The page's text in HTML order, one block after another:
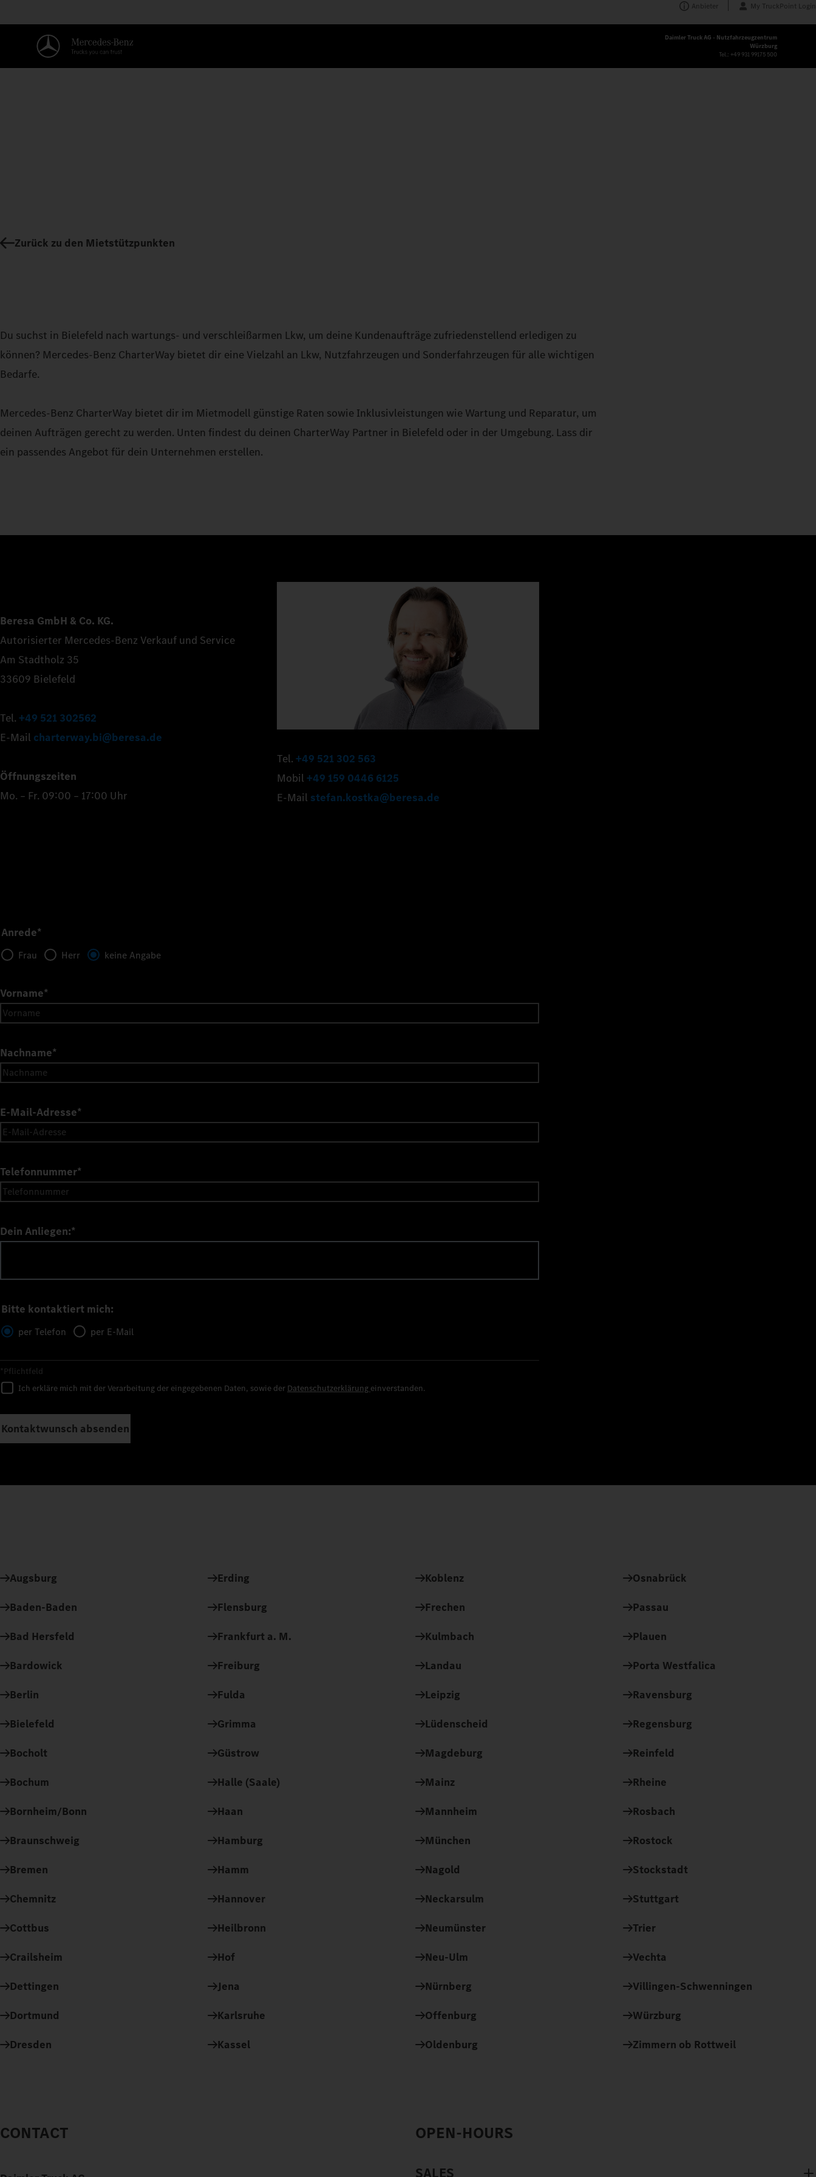
Anbieter My TruckPoint Login
Daimler Truck AG - Nutzfahrzeugzentrum
Würzburg
Tel.: +49 931 99175 500
Zurück zu den Mietstützpunkten
Du suchst in Bielefeld nach wartungs- und verschleißarmen Lkw, um deine Kundenaufträge zufriedenstellend erledigen zu
können? Mercedes-Benz CharterWay bietet dir eine Vielzahl an Lkw, Nutzfahrzeugen und Sonderfahrzeugen für alle wichtigen
Bedarfe.
Mercedes-Benz CharterWay bietet dir im Mietmodell günstige Raten sowie Inklusivleistungen wie Wartung und Reparatur, um
deinen Aufträgen gerecht zu werden. Unten findest du deinen CharterWay Partner in Bielefeld oder in der Umgebung. Lass dir
ein passendes Angebot für dein Unternehmen erstellen.
Beresa GmbH & Co. KG.
Autorisierter Mercedes-Benz Verkauf und Service
Am Stadtholz 35
33609 Bielefeld
Tel. +49 521 302562
E-Mail charterway.bi@beresa.de
Öffnungszeiten
Mo. – Fr. 09:00 – 17:00 Uhr
Tel. +49 521 302 563
Mobil +49 159 0446 6125
E-Mail stefan.kostka@beresa.de
Anrede*
Frau Herr keine Angabe
Vorname*
Nachname*
E-Mail-Adresse*
Telefonnummer*
Dein Anliegen:*
Bitte kontaktiert mich:
per Telefon per E-Mail
*Pflichtfeld
Ich erkläre mich mit der Verarbeitung der eingegebenen Daten, sowie der Datenschutzerklärung einverstanden.
Kontaktwunsch absenden
Augsburg
Baden-Baden
Bad Hersfeld
Bardowick
Berlin
Bielefeld
Bocholt
Bochum
Bornheim/Bonn
Braunschweig
Bremen
Chemnitz
Cottbus
Crailsheim
Dettingen
Dortmund
Dresden
Erding
Flensburg
Frankfurt a. M.
Freiburg
Fulda
Grimma
Güstrow
Halle (Saale)
Haan
Hamburg
Hamm
Hannover
Heilbronn
Hof
Jena
Karlsruhe
Kassel
Koblenz
Frechen
Kulmbach
Landau
Leipzig
Lüdenscheid
Magdeburg
Mainz
Mannheim
München
Nagold
Neckarsulm
Neumünster
Neu-Ulm
Nürnberg
Offenburg
Oldenburg
Osnabrück
Passau
Plauen
Porta Westfalica
Ravensburg
Regensburg
Reinfeld
Rheine
Rosbach
Rostock
Stockstadt
Stuttgart
Trier
Vechta
Villingen-Schwenningen
Würzburg
Zimmern ob Rottweil
CONTACT OPEN-HOURS
SALES